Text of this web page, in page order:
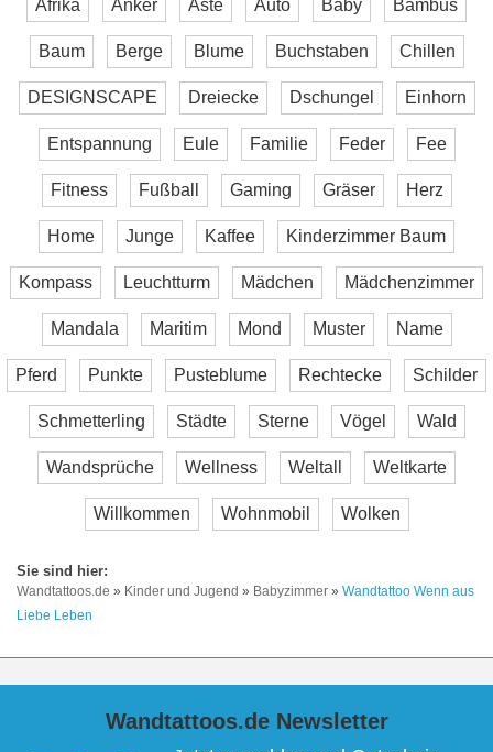
Afrika Anker Äste Auto Baby Bambus
Baum Berge Blume Buchstaben Chillen
DESIGNSCAPE Dreiecke Dschungel Einhorn
Entspannung Eule Familie Feder Fee
Fitness Fußball Gaming Gräser Herz
Home Junge Kaffee Kinderzimmer Baum
Kompass Leuchtturm Mädchen Mädchenzimmer
Mandala Maritim Mond Muster Name
Pferd Punkte Pusteblume Rechtecke Schilder
Schmetterling Städte Sterne Vögel Wald
Wandsprüche Wellness Weltall Weltkarte
Willkommen Wohnmobil Wolken
Wandtattoos.de » Kinder und Jugend » Babyzimmer » Wandtattoo Wenn aus
Liebe Leben
Wandtattoos.de Newsletter